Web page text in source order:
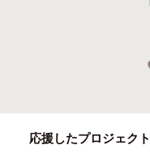
応援したプロジェクト